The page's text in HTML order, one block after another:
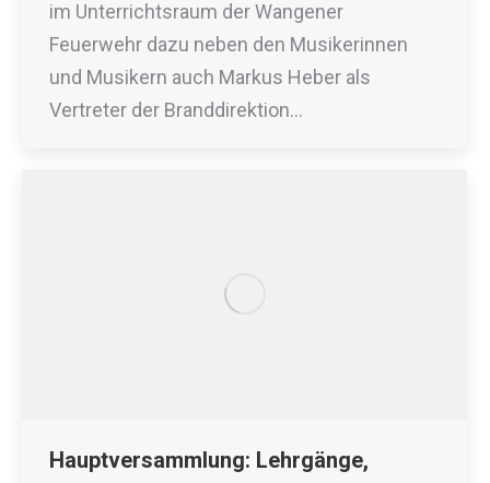
im Unterrichtsraum der Wangener
Feuerwehr dazu neben den Musikerinnen
und Musikern auch Markus Heber als
Vertreter der Branddirektion…
Hauptversammlung: Lehrgänge,